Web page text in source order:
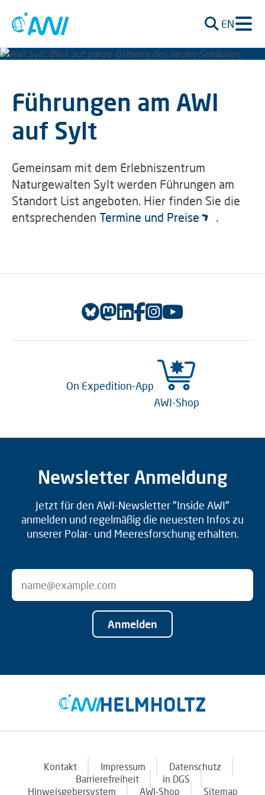
EN
Führungen am AWI
auf Sylt
Gemeinsam mit dem Erlebniszentrum
Naturgewalten Sylt werden Führungen am
Standort List angeboten. Hier finden Sie die
entsprechenden Termine und Preise .
On Expedition-App
AWI-Shop
Newsletter Anmeldung
Jetzt für den AWI-Newsletter "Inside AWI"
anmelden und regelmäßig die neuesten Infos zu
unserer Polar- und Meeresforschung erhalten.
Anmelden
Kontakt Impressum
Datenschutz
Barrierefreiheit
in DGS
Hinweisgebersystem
AWI-Shop Sitemap